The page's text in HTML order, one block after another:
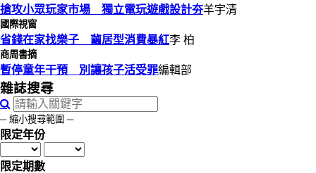
搶攻小眾玩家市場 獨立電玩遊戲設計夯羊宇清
國際視窗
省錢在家找樂子 繭居型消費暴紅李 柏
商周書摘
暫停童年干預 別讓孩子活受罪編輯部
雜誌搜尋
─ 縮小搜尋範圍 ─
限定年份
限定期數